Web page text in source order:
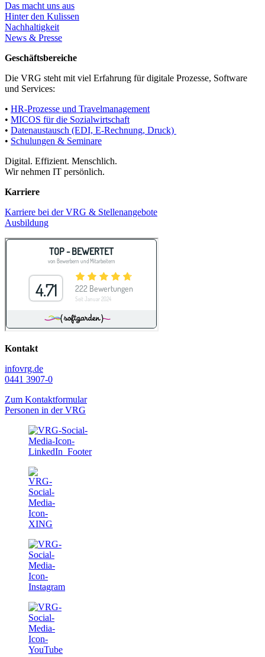
Das macht uns aus
Hinter den Kulissen
Nachhaltigkeit
News & Presse
Geschäftsbereiche
Die VRG steht mit viel Erfahrung für digitale Prozesse, Software
und Services:
• HR-Prozesse und Travelmanagement
• MICOS für die Sozialwirtschaft
• Datenaustausch (EDI, E-Rechnung, Druck)
• Schulungen & Seminare
Digital. Effizient. Menschlich.
Wir nehmen IT persönlich.
Karriere
Karriere bei der VRG & Stellenangebote
Ausbildung
Kontakt
infovrg.de
0441 3907-0
Zum Kontaktformular
Personen in der VRG